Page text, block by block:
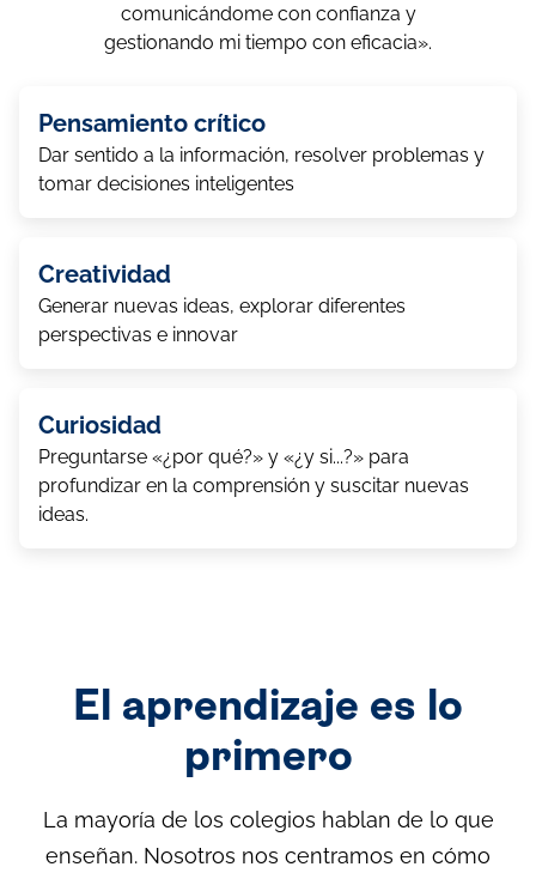
comunicándome con confianza y
gestionando mi tiempo con eficacia».
Pensamiento crítico
Dar sentido a la información, resolver problemas y
tomar decisiones inteligentes
Creatividad
Generar nuevas ideas, explorar diferentes
perspectivas e innovar
Curiosidad
Preguntarse «¿por qué?» y «¿y si...?» para
profundizar en la comprensión y suscitar nuevas
ideas.
El aprendizaje es lo
primero
La mayoría de los colegios hablan de lo que
enseñan. Nosotros nos centramos en cómo